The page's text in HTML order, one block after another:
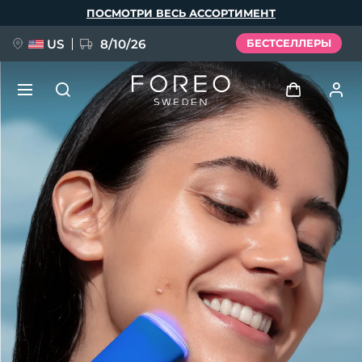
ПОСМОТРИ ВЕСЬ АССОРТИМЕНТ
US 8/10/26 БЕСТСЕЛЛЕРЫ
Войти
Профиль пользователя
Мои приборы
Мои заказы
Мои адреса
Мои подписки
НОВИНКА
FAQ™ Pure Beauty-Tech Elixir
BREAKING NEWS
issa™ Teeth Whitening Set
Язык
English Deutsch
Español
Français
Português
Polski
Русский
Türkçe
简体中文 繁體中文